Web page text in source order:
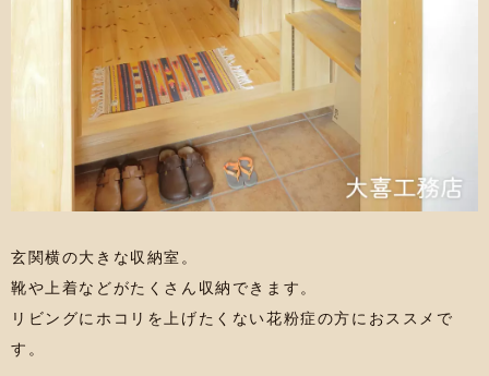
玄関横の大きな収納室。
靴や上着などがたくさん収納できます。
リビングにホコリを上げたくない花粉症の方におススメで
す。